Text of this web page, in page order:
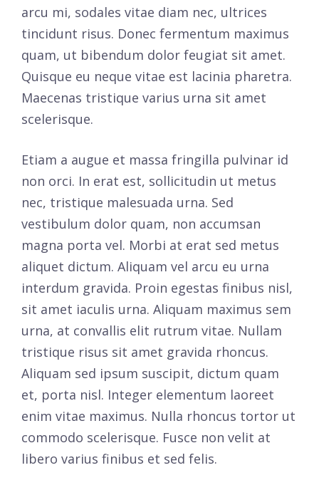
arcu mi, sodales vitae diam nec, ultrices
tincidunt risus. Donec fermentum maximus
quam, ut bibendum dolor feugiat sit amet.
Quisque eu neque vitae est lacinia pharetra.
Maecenas tristique varius urna sit amet
scelerisque.
Etiam a augue et massa fringilla pulvinar id
non orci. In erat est, sollicitudin ut metus
nec, tristique malesuada urna. Sed
vestibulum dolor quam, non accumsan
magna porta vel. Morbi at erat sed metus
aliquet dictum. Aliquam vel arcu eu urna
interdum gravida. Proin egestas finibus nisl,
sit amet iaculis urna. Aliquam maximus sem
urna, at convallis elit rutrum vitae. Nullam
tristique risus sit amet gravida rhoncus.
Aliquam sed ipsum suscipit, dictum quam
et, porta nisl. Integer elementum laoreet
enim vitae maximus. Nulla rhoncus tortor ut
commodo scelerisque. Fusce non velit at
libero varius finibus et sed felis.